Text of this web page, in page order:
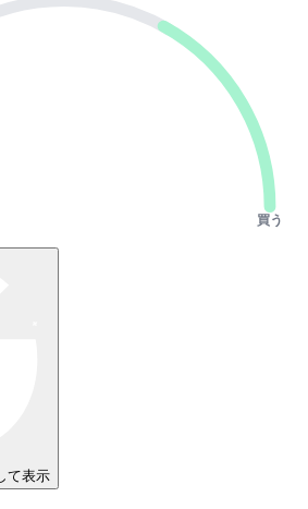
買う
て表示